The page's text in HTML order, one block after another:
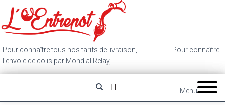
Pour connaître tous nos tarifs de livraison,
Pour connaître
l’envoie de colis par Mondial Relay,
Menu